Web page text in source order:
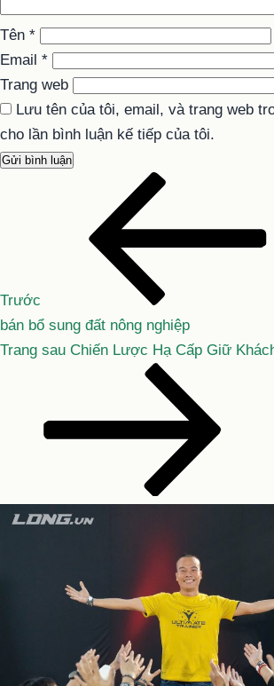
Tên *
Email *
Trang web
Lưu tên của tôi, email, và trang web
cho lần bình luận kế tiếp của tôi.
viết
Trước
bán bổ sung đất nông nghiệp
Bài
Trang sau Chiến Lược Hạ Cấp Giữ